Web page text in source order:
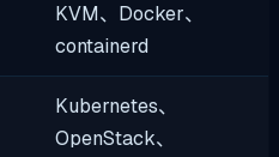
KVM、Docker、
containerd
Kubernetes、
OpenStack、